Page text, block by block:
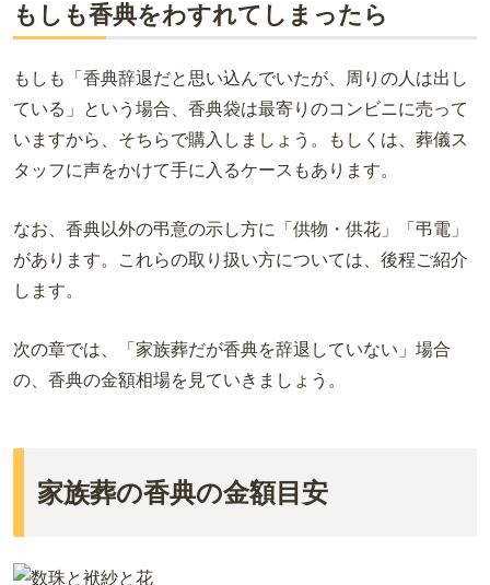
もしも香典をわすれてしまったら
もしも「香典辞退だと思い込んでいたが、周りの人は出し
ている」という場合、香典袋は最寄りのコンビニに売って
いますから、そちらで購入しましょう。もしくは、葬儀ス
タッフに声をかけて手に入るケースもあります。
なお、香典以外の弔意の示し方に 「供物・供花」
「弔電」
があります。これらの取り扱い方については、後程ご紹介
します。
次の章では、「家族葬だが香典を辞退していない」場合
の、香典の金額相場を 見ていきま しょう。
家族葬の香典の金額目安